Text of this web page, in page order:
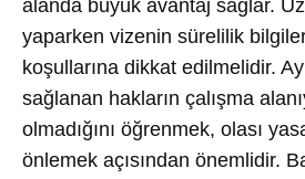
alanda büyük avantaj sağlar.
yaparken vizenin sürelilik
koşullarına dikkat edilmelidir.
sağlanan hakların çalışma
olmadığını öğrenmek, olası
önlemek açısından önemlidir.